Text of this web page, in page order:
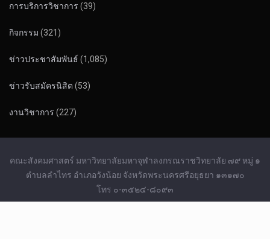
การบริการวิชาการ (39)
กิจกรรม (321)
ข่าวประชาสัมพันธ์ (1,085)
ข่าวรับสมัครนิสิต (53)
งานวิชาการ (227)
คณะสังคมศาสตร์ มหาวิทยาลัยมหาจุฬาลงกรณราชวิทยาลัย ๗๙ หมู่ ๑
ตำบลลำไทร อำเภอวังน้อย จังหวัดพระนครศรีอยุธยา ๑๓๑๗๐
โทร ๐-๓๕๒๔-๘๐๙๓